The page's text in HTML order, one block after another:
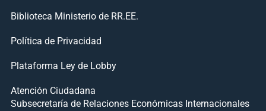
Biblioteca Ministerio de RR.EE.
Política de Privacidad
Plataforma Ley de Lobby
Atención Ciudadana
Subsecretaría de Relaciones Económicas Internacionales